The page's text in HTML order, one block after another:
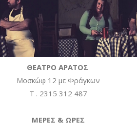
ΘΕΑΤΡΟ ΑΡΑΤΟΣ
Μοσκώφ 12 με Φράγκων
Τ . 2315 312 487
ΜΕΡΕΣ & ΩΡΕΣ